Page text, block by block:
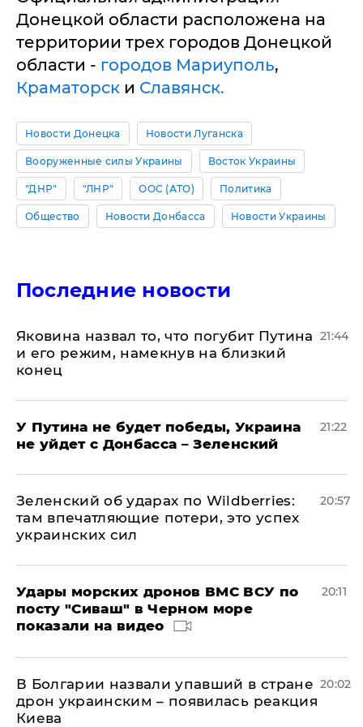
Донецкой области расположена на
территории трех городов Донецкой
области - городов Мариуполь,
Краматорск и Славянск.
Новости Донецка Новости Луганска
Вооруженные силы Украины Восток Украины
"ДНР" "ЛНР" ООС (АТО) Политика
Общество Новости Донбасса Новости Украины
Последние новости
Яковина назвал то, что погубит Путина
и его режим, намекнув на близкий
конец
21:44
У Путина не будет победы, Украина
не уйдет с Донбасса – Зеленский
21:22
Зеленский об ударах по Wildberries:
там впечатляющие потери, это успех
украинских сил
20:57
Удары морских дронов ВМС ВСУ по
посту "Сиваш" в Черном море
показали на видео
20:11
В Болгарии назвали упавший в стране
дрон украинским – появилась реакция
Киева
20:02